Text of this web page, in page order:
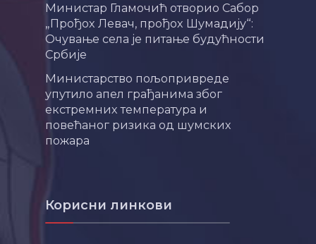
Министар Гламочић отворио Сабор
„Прођох Левач, прођох Шумадију“:
Очување села је питање будућности
Србије
Министарство пољопривреде
упутило апел грађанима због
екстремних температура и
повећаног ризика од шумских
пожара
Корисни линкови